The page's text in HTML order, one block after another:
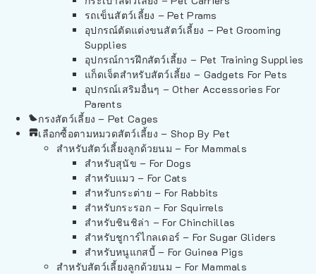
รถเข็นสัตว์เลี้ยง – Pet Prams
อุปกรณ์ตัดแต่งขนสัตว์เลี้ยง – Pet Grooming
Supplies
อุปกรณ์การฝึกสัตว์เลี้ยง – Pet Training Supplies
แก็ดเจ็ตสำหรับสัตว์เลี้ยง – Gadgets For Pets
อุปกรณ์เสริมอื่นๆ – Other Accessories For
Parents
กรงสัตว์เลี้ยง – Pet Cages
เลือกซื้อตามหมวดสัตว์เลี้ยง – Shop By Pet
สำหรับสัตว์เลี้ยงลูกด้วยนม – For Mammals
สำหรับสุนัข – For Dogs
สำหรับแมว – For Cats
สำหรับกระต่าย – For Rabbits
สำหรับกระรอก – For Squirrels
สำหรับชินชิล่า – For Chinchillas
สำหรับชูการ์ไกลเดอร์ – For Sugar Gliders
สำหรับหนูแกสบี้ – For Guinea Pigs
สำหรับสัตว์เลี้ยงลูกด้วยนม – For Mammals